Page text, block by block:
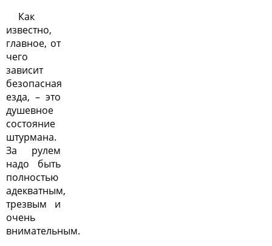
Как
известно,
главное, от
чего
зависит
безопасная
езда, – это
душевное
состояние
штурмана.
За рулем
надо быть
полностью
адекватным,
трезвым и
очень
внимательным.